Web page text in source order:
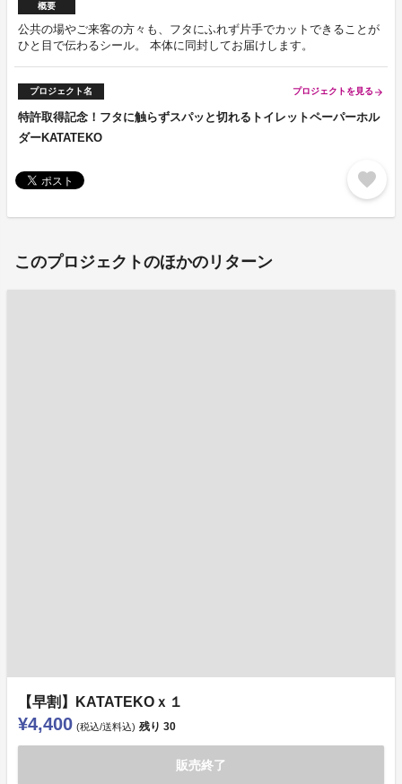
概要
公共の場やご来客の方々も、フタにふれず片手でカットできることが
ひと目で伝わるシール。 本体に同封してお届けします。
プロジェクト名 プロジェクトを見る arrow_forward
特許取得記念！フタに触らずスパッと切れるトイレットペーパーホル
ダーKATATEKO
favorite
このプロジェクトのほかのリターン
【早割】KATATEKOｘ１
¥4,400 (税込/送料込) 残り 30
販売終了